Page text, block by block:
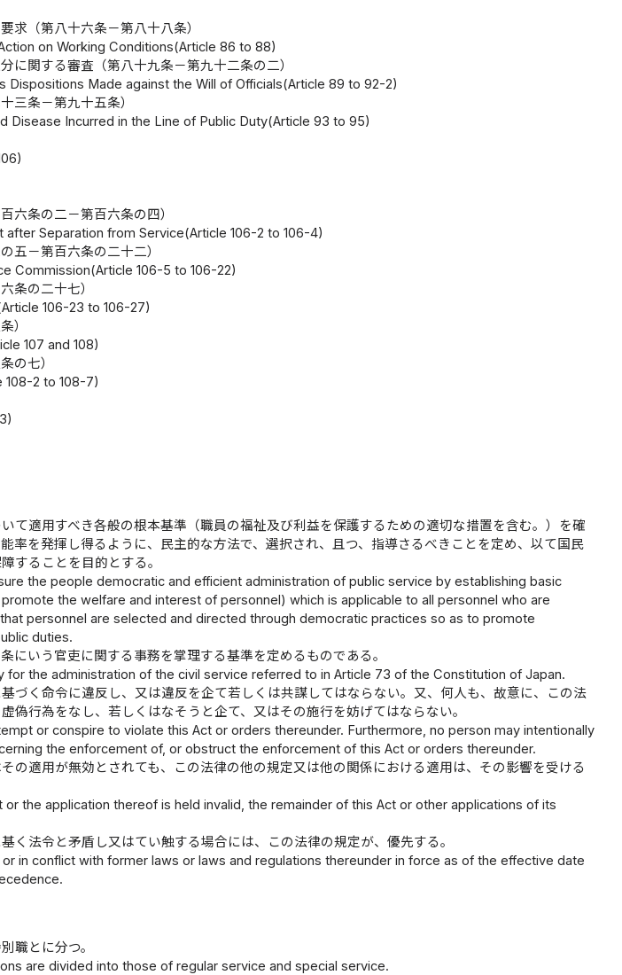
（第八十六条－第八十八条）
on Working Conditions(Article 86 to 88)
関する審査（第八十九条－第九十二条の二）
Dispositions Made against the Will of Officials(Article 89 to 92-2)
三条－第九十五条）
Disease Incurred in the Line of Public Duty(Article 93 to 95)
条の二－第百六条の四）
Separation from Service(Article 106-2 to 106-4)
－第百六条の二十二）
Commission(Article 106-5 to 106-22)
条の二十七）
106-23 to 106-27)
）
107 and 108)
の七）
108-2 to 108-7)
て適用すべき各般の根本基準（職員の福祉及び利益を保護するための適切な措置を含む。）を確
率を発揮し得るように、民主的な方法で、選択され、且つ、指導さるべきことを定め、以て国民
することを目的とする。
the people democratic and efficient administration of public service by establishing basic
the welfare and interest of personnel) which is applicable to all personnel who are
personnel are selected and directed through democratic practices so as to promote
duties.
にいう官吏に関する事務を掌理する基準を定めるものである。
the administration of the civil service referred to in Article 73 of the Constitution of Japan.
づく命令に違反し、又は違反を企て若しくは共謀してはならない。又、何人も、故意に、この法
偽行為をなし、若しくはなそうと企て、又はその施行を妨げてはならない。
or conspire to violate this Act or orders thereunder. Furthermore, no person may intentionally
the enforcement of, or obstruct the enforcement of this Act or orders thereunder.
の適用が無効とされても、この法律の他の規定又は他の関係における適用は、その影響を受ける
the application thereof is held invalid, the remainder of this Act or other applications of its
く法令と矛盾し又はてい触する場合には、この法律の規定が、優先する。
in conflict with former laws or laws and regulations thereunder in force as of the effective date
職とに分つ。
are divided into those of regular service and special service.